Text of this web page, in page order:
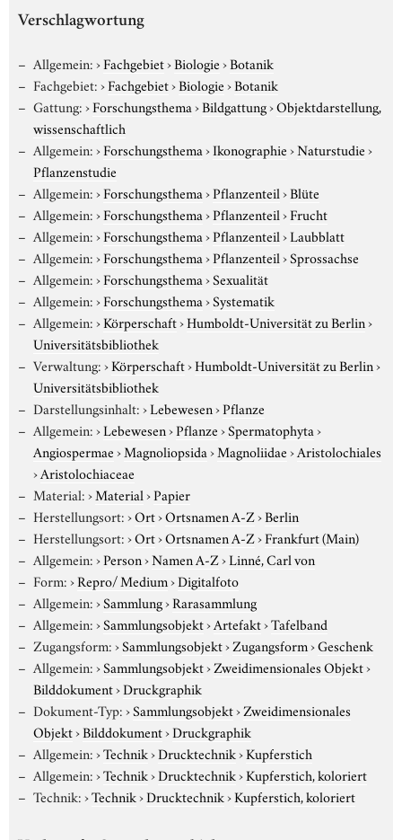
Verschlagwortung
Allgemein:›Fachgebiet›Biologie›Botanik
Fachgebiet:›Fachgebiet›Biologie›Botanik
Gattung:›Forschungsthema›Bildgattung›Objektdarstellung,
wissenschaftlich
Allgemein:›Forschungsthema›Ikonographie›Naturstudie›
Pflanzenstudie
Allgemein:›Forschungsthema›Pflanzenteil›Blüte
Allgemein:›Forschungsthema›Pflanzenteil›Frucht
Allgemein:›Forschungsthema›Pflanzenteil›Laubblatt
Allgemein:›Forschungsthema›Pflanzenteil›Sprossachse
Allgemein:›Forschungsthema›Sexualität
Allgemein:›Forschungsthema›Systematik
Allgemein:›Körperschaft›Humboldt-Universität zu Berlin›
Universitätsbibliothek
Verwaltung:›Körperschaft›Humboldt-Universität zu Berlin›
Universitätsbibliothek
Darstellungsinhalt:›Lebewesen›Pflanze
Allgemein:›Lebewesen›Pflanze›Spermatophyta›
Angiospermae›Magnoliopsida›Magnoliidae›Aristolochiales
›Aristolochiaceae
Material:›Material›Papier
Herstellungsort:›Ort›Ortsnamen A-Z›Berlin
Herstellungsort:›Ort›Ortsnamen A-Z›Frankfurt (Main)
Allgemein:›Person›Namen A-Z›Linné, Carl von
Form:›Repro/ Medium›Digitalfoto
Allgemein:›Sammlung›Rarasammlung
Allgemein:›Sammlungsobjekt›Artefakt›Tafelband
Zugangsform:›Sammlungsobjekt›Zugangsform›Geschenk
Allgemein:›Sammlungsobjekt›Zweidimensionales Objekt›
Bilddokument›Druckgraphik
Dokument-Typ:›Sammlungsobjekt›Zweidimensionales
Objekt›Bilddokument›Druckgraphik
Allgemein:›Technik›Drucktechnik›Kupferstich
Allgemein:›Technik›Drucktechnik›Kupferstich, koloriert
Technik:›Technik›Drucktechnik›Kupferstich, koloriert